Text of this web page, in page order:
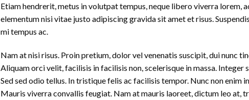
Etiam hendrerit, metus in volutpat tempus, neque libero viverra lorem,
elementum nisi vitae justo adipiscing gravida sit amet et risus.
mi tempus ac.
Nam at nisi risus. Proin pretium, dolor vel venenatis suscipit, dui nunc
Aliquam orci velit, facilisis in facilisis non, scelerisque in massa. Integer
Sed sed odio tellus. In tristique felis ac facilisis tempor. Nunc non enim
Mauris viverra convallis feugiat. Nam at mauris laoreet, dictum leo at,